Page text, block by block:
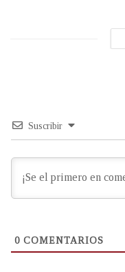
Suscribir
0 COMENTARIOS